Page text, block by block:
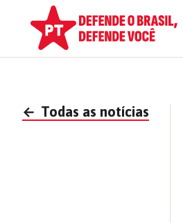
← Todas as notícias